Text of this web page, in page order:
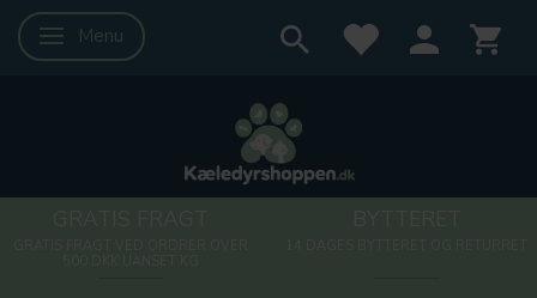
Skifte navigation
Menu